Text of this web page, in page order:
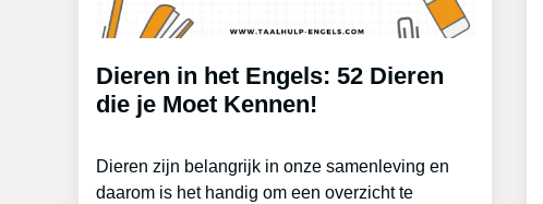
Dieren in het Engels: 52 Dieren
die je Moet Kennen!
Dieren zijn belangrijk in onze samenleving en
daarom is het handig om een overzicht te